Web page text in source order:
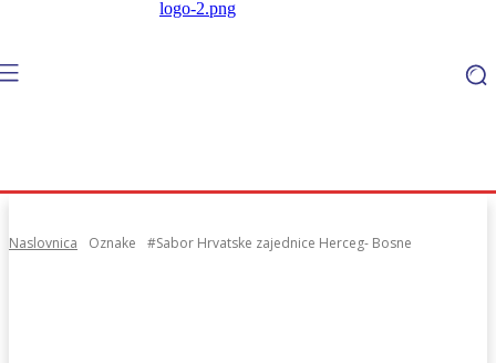
Naslovnica Oznake #Sabor Hrvatske zajednice Herceg- Bosne